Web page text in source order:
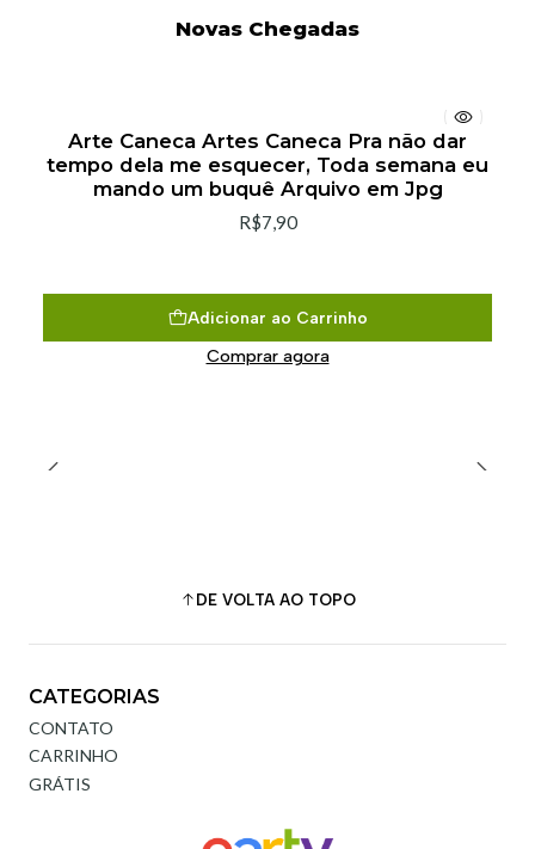
Novas Chegadas
Arte Caneca Artes Caneca Pra não dar
tempo dela me esquecer, Toda semana eu
mando um buquê Arquivo em Jpg
R$7,90
Adicionar ao Carrinho
Comprar agora
DE VOLTA AO TOPO
CATEGORIAS
CONTATO
CARRINHO
GRÁTIS